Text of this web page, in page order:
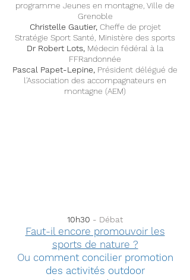
programme Jeunes en montagne, Ville de
Grenoble
Christelle Gautier, Cheffe de projet
Stratégie Sport Santé, Ministère des sports
Dr Robert Lots, Médecin fédéral à la
FFRandonnée
Pascal Papet-Lepine, Président délégué de
l'Association des accompagnateurs en
montagne (AEM)
10h30 - Débat
Faut-il encore promouvoir les
sports de nature ?
Ou comment concilier promotion
des activités outdoor